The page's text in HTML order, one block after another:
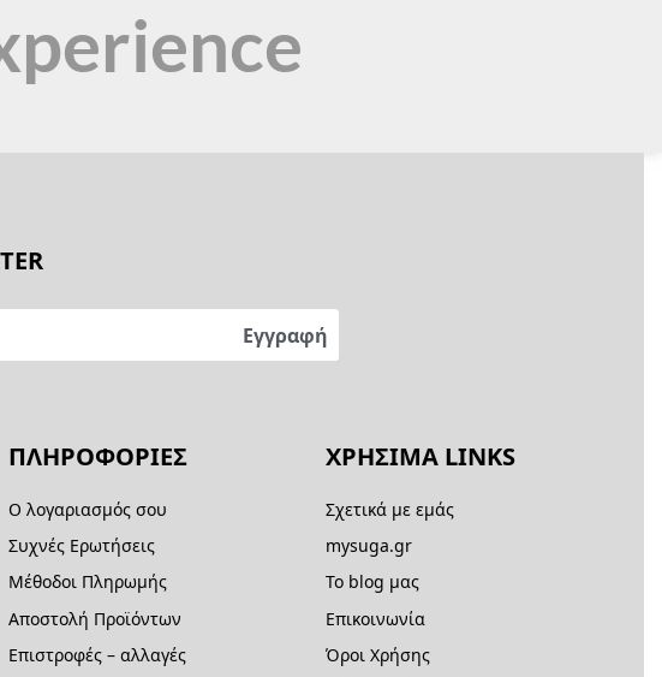
ΠΛΗΡΟΦΟΡΙΕΣ
Ο λογαριασμός σου
Συχνές Ερωτήσεις
Μέθοδοι Πληρωμής
Αποστολή Προϊόντων
Επιστροφές – αλλαγές
ΧΡΗΣΙΜΑ LINKS
Σχετικά με εμάς
mysuga.gr
Το blog μας
Επικοινωνία
Όροι Χρήσης